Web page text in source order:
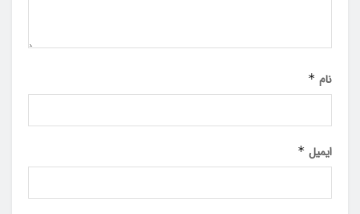
نام *
ایمیل *